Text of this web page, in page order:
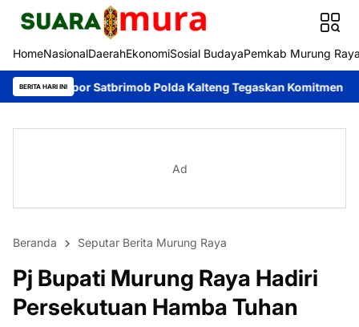
HomeNasionalDaerahEkonomiSosial BudayaPemkab Murung
BERITA HARI INI
Satbrimob Polda Kalteng Tegaskan Komitmen Dukung
Ad
Beranda Seputar Berita Murung Raya
Pj Bupati Murung Raya Hadiri
Persekutuan Hamba Tuhan